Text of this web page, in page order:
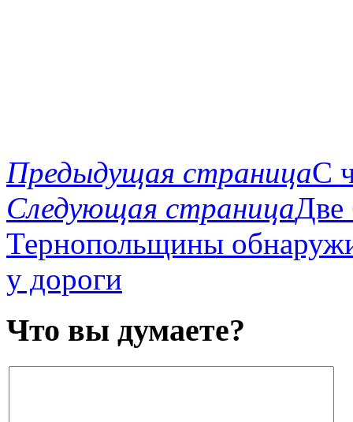
Предыдущая страницаС
Следующая страницаДве
Тернопольщины
у дороги
Что вы думаете?